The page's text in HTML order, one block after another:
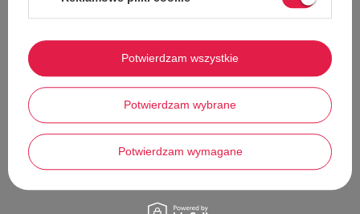
Wzór w kratkę
Szlufkina pasek
Zapinane na haczyk, zasuwane na zamek błyskawiczny
Szersza nogawka
Plisy
Modelz czterema kieszeniami
Idealne do tworzenia letnich stylizacji
Potwierdzam wybrane
Potwierdzam wymagane
Potwierdzam wszystkie